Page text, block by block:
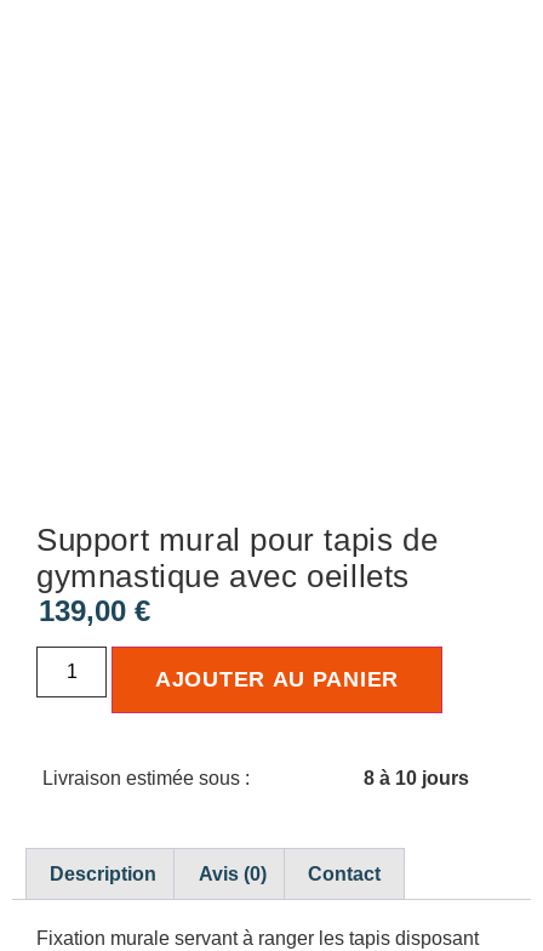
Support mural pour tapis de
gymnastique avec oeillets
139,00 €
AJOUTER AU PANIER
Livraison estimée sous : 8 à 10 jours
Description Avis (0) Contact
Fixation murale servant à ranger les tapis disposant